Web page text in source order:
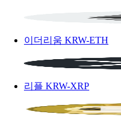
이더리움 KRW-ETH
리플 KRW-XRP